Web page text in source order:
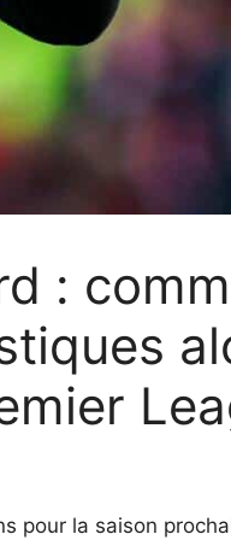
:
pour la saison